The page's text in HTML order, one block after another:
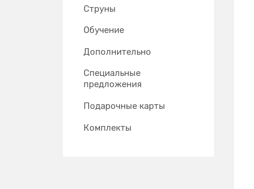
Струны
Обучение
Дополнительно
Специальные
предложения
Подарочные карты
Комплекты